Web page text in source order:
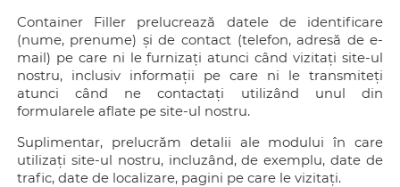
Container Filler prelucrează datele de identificare
(nume, prenume) și de contact (telefon, adresă de e-
mail) pe care ni le furnizați atunci când vizitați site-ul
nostru, inclusiv informații pe care ni le transmiteți
atunci când ne contactați utilizând unul din
formularele aflate pe site-ul nostru.
Suplimentar, prelucrăm detalii ale modului în care
utilizați site-ul nostru, incluzând, de exemplu, date de
trafic, date de localizare, pagini pe care le vizitați.